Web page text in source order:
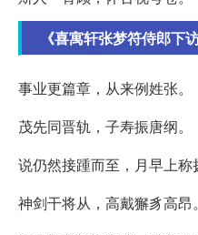
《喜寓轩张梦符侍郎下
事业更篇章，从来例姓张。
茂先同晋轨，子寿振唐纲。
说仍然接踵而至，月早上称
神剑干将从，高戴獬豸高昂。